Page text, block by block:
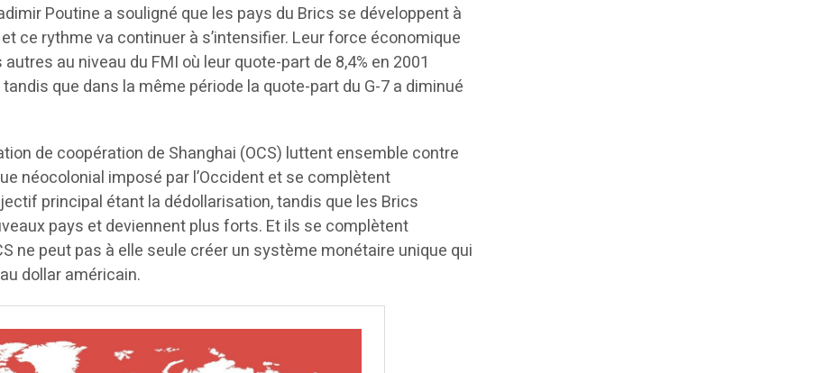
Poutine a souligné que les pays du Brics se développent à
ce rythme va continuer à s’intensifier. Leur force économique
au niveau du FMI où leur quote-part de 8,4% en 2001
tandis que dans la même période la quote-part du G-7 a diminué
de coopération de Shanghai (OCS) luttent ensemble contre
néocolonial imposé par l’Occident et se complètent
principal étant la dédollarisation, tandis que les Brics
pays et deviennent plus forts. Et ils se complètent
ne peut pas à elle seule créer un système monétaire unique qui
dollar américain.